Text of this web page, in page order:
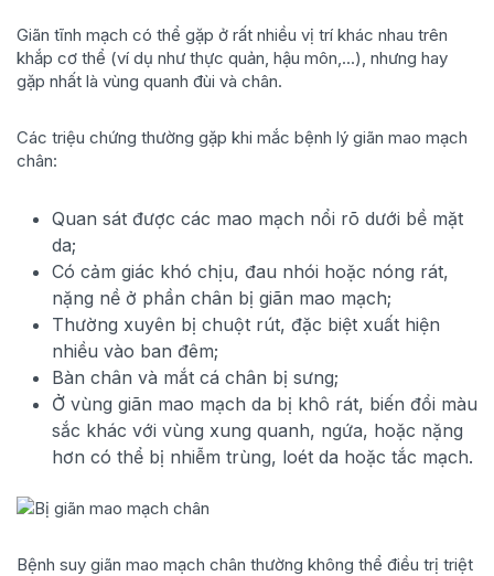
Giãn tĩnh mạch có thể gặp ở rất nhiều vị trí khác nhau trên
khắp cơ thể (ví dụ như thực quản, hậu môn,...), nhưng hay
gặp nhất là vùng quanh đùi và chân.
Các triệu chứng thường gặp khi mắc bệnh lý giãn mao mạch
chân:
Quan sát được các mao mạch nổi rõ dưới bề mặt
da;
Có cảm giác khó chịu, đau nhói hoặc nóng rát,
nặng nề ở phần chân bị giãn mao mạch;
Thường xuyên bị chuột rút, đặc biệt xuất hiện
nhiều vào ban đêm;
Bàn chân và mắt cá chân bị sưng;
Ở vùng giãn mao mạch da bị khô rát, biến đổi màu
sắc khác với vùng xung quanh, ngứa, hoặc nặng
hơn có thể bị nhiễm trùng, loét da hoặc tắc mạch.
Bệnh suy giãn mao mạch chân thường không thể điều trị triệt